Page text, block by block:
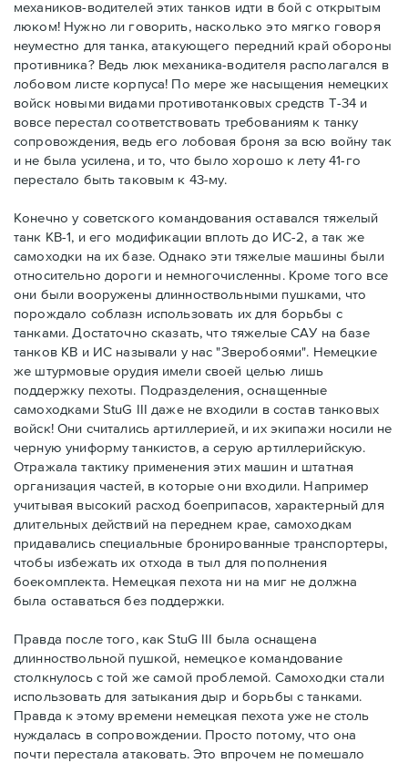
механиков-водителей этих танков идти в бой с открытым
люком! Нужно ли говорить, насколько это мягко говоря
неуместно для танка, атакующего передний край обороны
противника? Ведь люк механика-водителя располагался в
лобовом листе корпуса! По мере же насыщения немецких
войск новыми видами противотанковых средств Т-34 и
вовсе перестал соответствовать требованиям к танку
сопровождения, ведь его лобовая броня за всю войну так
и не была усилена, и то, что было хорошо к лету 41-го
перестало быть таковым к 43-му.
Конечно у советского командования оставался тяжелый
танк КВ-1, и его модификации вплоть до ИС-2, а так же
самоходки на их базе. Однако эти тяжелые машины были
относительно дороги и немногочисленны. Кроме того все
они были вооружены длинноствольными пушками, что
порождало соблазн использовать их для борьбы с
танками. Достаточно сказать, что тяжелые САУ на базе
танков КВ и ИС называли у нас "Зверобоями". Немецкие
же штурмовые орудия имели своей целью лишь
поддержку пехоты. Подразделения, оснащенные
самоходками StuG III даже не входили в состав танковых
войск! Они считались артиллерией, и их экипажи носили не
черную униформу танкистов, а серую артиллерийскую.
Отражала тактику применения этих машин и штатная
организация частей, в которые они входили. Например
учитывая высокий расход боеприпасов, характерный для
длительных действий на переднем крае, самоходкам
придавались специальные бронированные транспортеры,
чтобы избежать их отхода в тыл для пополнения
боекомплекта. Немецкая пехота ни на миг не должна
была оставаться без поддержки.
Правда после того, как StuG III была оснащена
длинноствольной пушкой, немецкое командование
столкнулось с той же самой проблемой. Самоходки стали
использовать для затыкания дыр и борьбы с танками.
Правда к этому времени немецкая пехота уже не столь
нуждалась в сопровождении. Просто потому, что она
почти перестала атаковать. Это впрочем не помешало